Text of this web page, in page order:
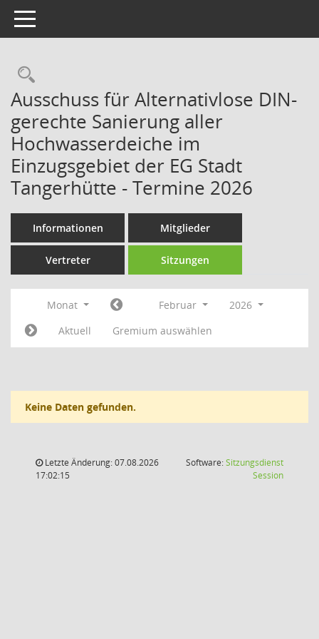
Toggle navigation
Rechercheauswahl
Ausschuss für Alternativlose DIN-
gerechte Sanierung aller
Hochwasserdeiche im
Einzugsgebiet der EG Stadt
Tangerhütte - Termine 2026
Informationen Mitglieder
Vertreter Sitzungen
Monat Februar
2026
Aktuell
Gremium auswählen
Keine Daten gefunden.
Letzte Änderung: 07.08.2026
17:02:15
Software:Sitzungsdienst
Session(Wird in